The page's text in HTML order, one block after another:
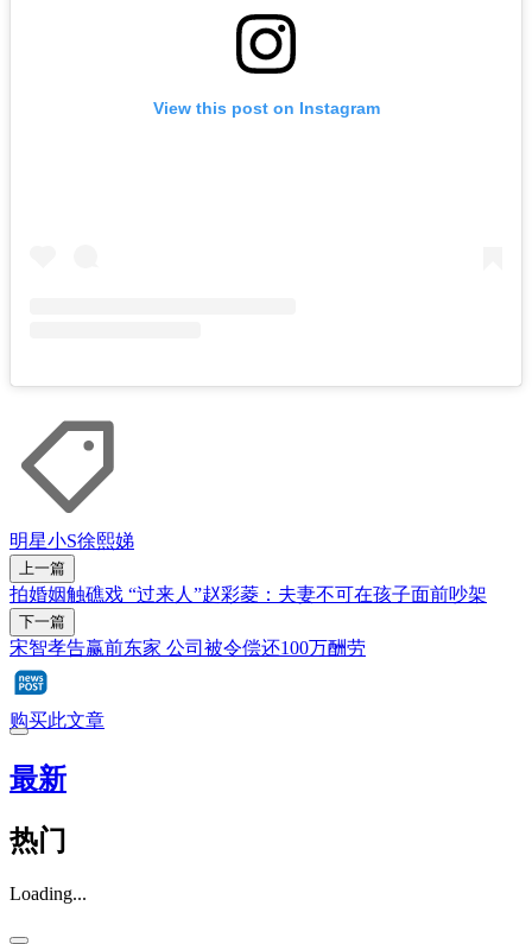
View this post on Instagram
明星小S徐熙娣
上一篇
拍婚姻触礁戏 “过来人”赵彩菱：夫妻不可在孩子面前吵架
下一篇
宋智孝告赢前东家 公司被令偿还100万酬劳
购买此文章
最新
热门
Loading...